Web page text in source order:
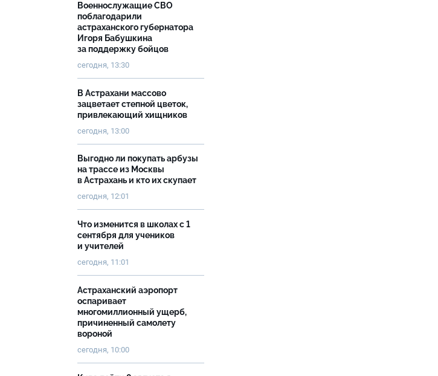
Военнослужащие СВО
поблагодарили
астраханского губернатора
Игоря Бабушкина
за поддержку бойцов
сегодня, 13:30
В Астрахани массово
зацветает степной цветок,
привлекающий хищников
сегодня, 13:00
Выгодно ли покупать арбузы
на трассе из Москвы
в Астрахань и кто их скупает
сегодня, 12:01
Что изменится в школах с 1
сентября для учеников
и учителей
сегодня, 11:01
Астраханский аэропорт
оспаривает
многомиллионный ущерб,
причиненный самолету
вороной
сегодня, 10:00